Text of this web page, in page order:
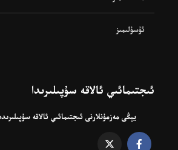
ئۇسۇلىمىز
ئىجتىمائىي ئالاقە سۇپىلىرىدا
يېڭى مەزمۇنلارنى ئىجتىمائىي ئالاقە